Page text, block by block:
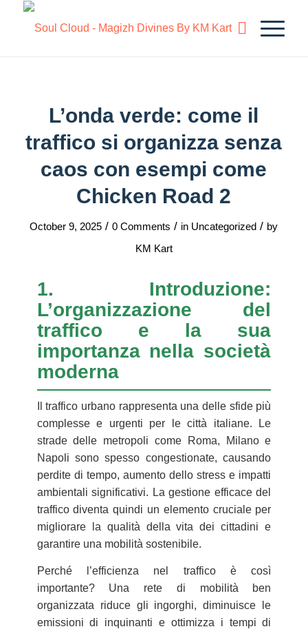
L’onda verde: come il
traffico si organizza senza
caos con esempi come
Chicken Road 2
October 9, 2025 / 0 Comments / in Uncategorized / by
KM Kart
1. Introduzione:
L’organizzazione del
traffico e la sua
importanza nella società
moderna
Il traffico urbano rappresenta una delle sfide più
complesse e urgenti per le città italiane. Le
strade delle metropoli come Roma, Milano e
Napoli sono spesso congestionate, causando
perdite di tempo, aumento dello stress e impatti
ambientali significativi. La gestione efficace del
traffico diventa quindi un elemento cruciale per
migliorare la qualità della vita dei cittadini e
garantire una mobilità sostenibile.
Perché l’efficienza nel traffico è così
importante? Una rete di mobilità ben
organizzata riduce gli ingorghi, diminuisce le
emissioni di inquinanti e ottimizza i tempi di